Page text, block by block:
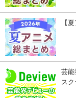
【
芸能
ス